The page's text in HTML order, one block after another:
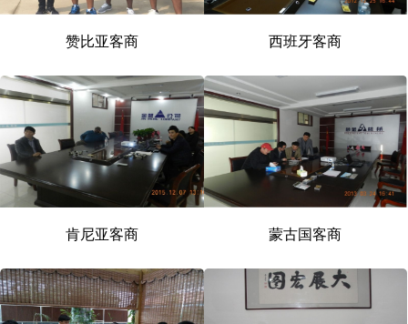
赞比亚客商 西班牙客商
肯尼亚客商 蒙古国客商